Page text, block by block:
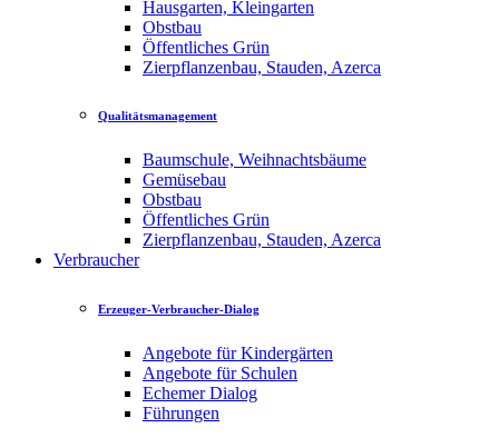
Hausgarten, Kleingarten
Obstbau
Öffentliches Grün
Zierpflanzenbau, Stauden, Azerca
Qualitätsmanagement
Baumschule, Weihnachtsbäume
Gemüsebau
Obstbau
Öffentliches Grün
Zierpflanzenbau, Stauden, Azerca
Verbraucher
Erzeuger-Verbraucher-Dialog
Angebote für Kindergärten
Angebote für Schulen
Echemer Dialog
Führungen